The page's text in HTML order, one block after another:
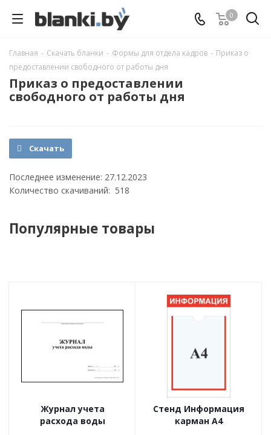
0
Главная - Скачать бланки - Формы для отдела кадров - Приказ о
предоставлении свободного от работы дня
Приказ о предоставлении
свободного от работы дня
Скачать
Последнее изменение: 27.12.2023
Количество скачиваний: 518
Популярные товары
Журнал учета
расхода воды
Стенд Информация
карман А4